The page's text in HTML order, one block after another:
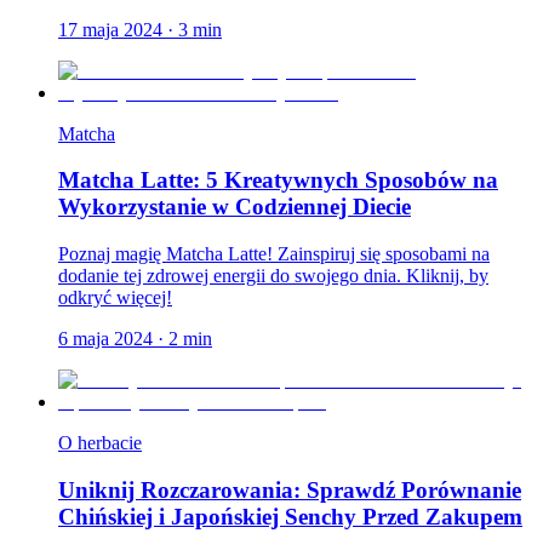
17 maja 2024 · 3 min
Matcha
Matcha Latte: 5 Kreatywnych Sposobów na
Wykorzystanie w Codziennej Diecie
Poznaj magię Matcha Latte! Zainspiruj się sposobami na
dodanie tej zdrowej energii do swojego dnia. Kliknij, by
odkryć więcej!
6 maja 2024 · 2 min
O herbacie
Uniknij Rozczarowania: Sprawdź Porównanie
Chińskiej i Japońskiej Senchy Przed Zakupem